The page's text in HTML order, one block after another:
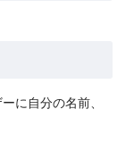
に自分の名前、